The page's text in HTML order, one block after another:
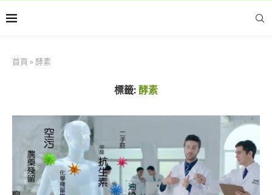
首頁 »酵素
標籤:酵素